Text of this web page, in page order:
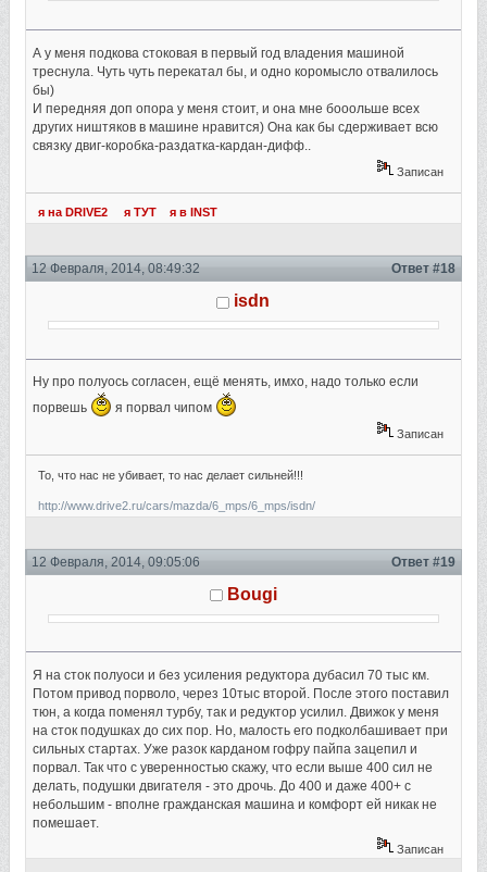
А у меня подкова стоковая в первый год владения машиной
треснула. Чуть чуть перекатал бы, и одно коромысло отвалилось
бы)
И передняя доп опора у меня стоит, и она мне бооольше всех
других ништяков в машине нравится) Она как бы сдерживает всю
связку двиг-коробка-раздатка-кардан-дифф..
Записан
я на DRIVE2 я ТУТ я в INST
12 Февраля, 2014, 08:49:32 Ответ #18
isdn
Ну про полуось согласен, ещё менять, имхо, надо только если
порвешь
я порвал чипом
Записан
То, что нас не убивает, то нас делает сильней!!!
http://www.drive2.ru/cars/mazda/6_mps/6_mps/isdn/
12 Февраля, 2014, 09:05:06 Ответ #19
Bougi
Я на сток полуоси и без усиления редуктора дубасил 70 тыс км.
Потом привод порволо, через 10тыс второй. После этого поставил
тюн, а когда поменял турбу, так и редуктор усилил. Движок у меня
на сток подушках до сих пор. Но, малость его подколбашивает при
сильных стартах. Уже разок карданом гофру пайпа зацепил и
порвал. Так что с уверенностью скажу, что если выше 400 сил не
делать, подушки двигателя - это дрочь. До 400 и даже 400+ с
небольшим - вполне гражданская машина и комфорт ей никак не
помешает.
Записан